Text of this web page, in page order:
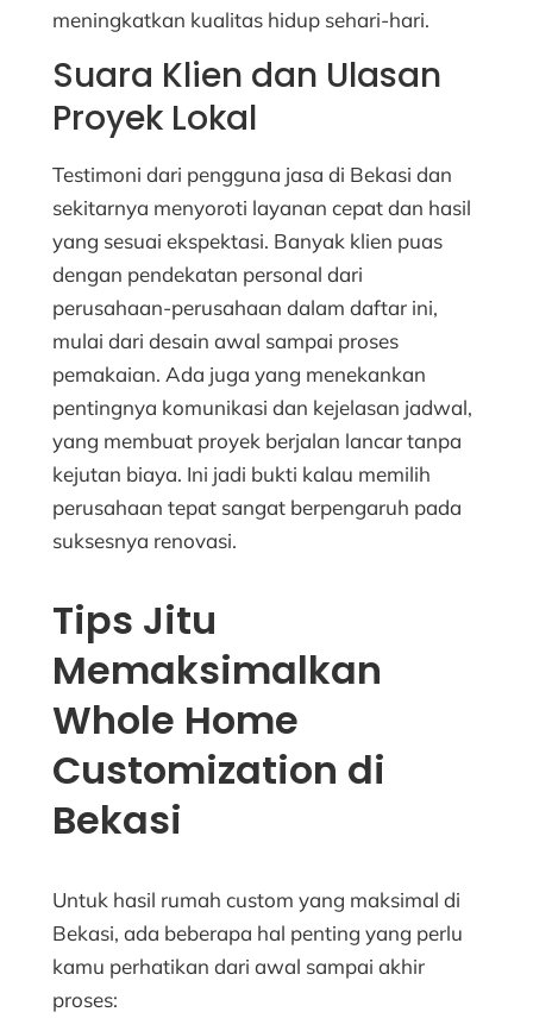
meningkatkan kualitas hidup sehari-hari.
Suara Klien dan Ulasan
Proyek Lokal
Testimoni dari pengguna jasa di Bekasi dan
sekitarnya menyoroti layanan cepat dan hasil
yang sesuai ekspektasi. Banyak klien puas
dengan pendekatan personal dari
perusahaan-perusahaan dalam daftar ini,
mulai dari desain awal sampai proses
pemakaian. Ada juga yang menekankan
pentingnya komunikasi dan kejelasan jadwal,
yang membuat proyek berjalan lancar tanpa
kejutan biaya. Ini jadi bukti kalau memilih
perusahaan tepat sangat berpengaruh pada
suksesnya renovasi.
Tips Jitu
Memaksimalkan
Whole Home
Customization di
Bekasi
Untuk hasil rumah custom yang maksimal di
Bekasi, ada beberapa hal penting yang perlu
kamu perhatikan dari awal sampai akhir
proses: